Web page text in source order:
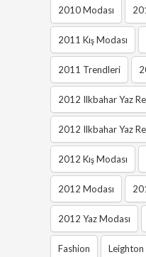
2010 Modası
2011 Kış Modası
2011 Trendleri
2012 Ilkbahar Yaz
2012 Ilkbahar Yaz
2012 Kış Modası
2012 Modası
2012 Yaz Modası
Fashion